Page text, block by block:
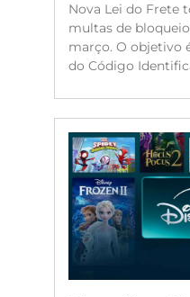
Nova Lei do Frete
multas de
março. O objetivo
do Código